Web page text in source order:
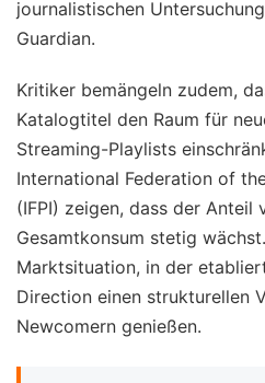
journalistischen
Guardian.
Kritiker bemängeln zudem,
Katalogtitel den Raum für
Streaming-Playlists
International Federation of
(IFPI) zeigen, dass der Anteil
Gesamtkonsum stetig
Marktsituation, in der
Direction einen strukturellen
Newcomern genießen.